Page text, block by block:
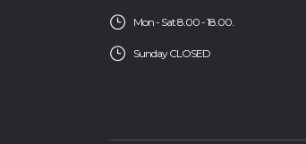
Mon - Sat 8.00 - 18.00.
Sunday CLOSED